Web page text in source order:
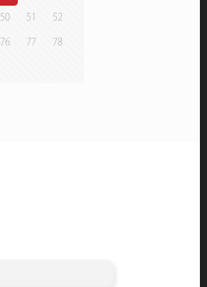
50 51 52
76 77 78